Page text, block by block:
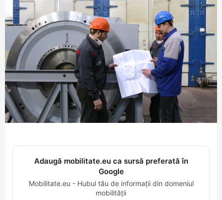
Adaugă mobilitate.eu ca sursă preferată în
Google
Mobilitate.eu - Hubul tău de informații din domeniul
mobilității